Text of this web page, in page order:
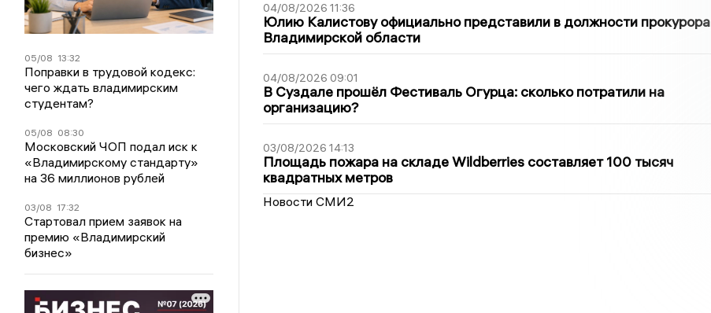
05/08 13:32
Поправки в трудовой кодекс:
чего ждать владимирским
студентам?
05/08 08:30
Московский ЧОП подал иск к
«Владимирскому стандарту»
на 36 миллионов рублей
03/08 17:32
Стартовал прием заявок на
премию «Владимирский
бизнес»
04/08/2026 11:36
Юлию Калистову официально представили в должности прокурора
Владимирской области
04/08/2026 09:01
В Суздале прошёл Фестиваль Огурца: сколько потратили на
организацию?
03/08/2026 14:13
Площадь пожара на складе Wildberries составляет 100 тысяч
квадратных метров
Новости СМИ2